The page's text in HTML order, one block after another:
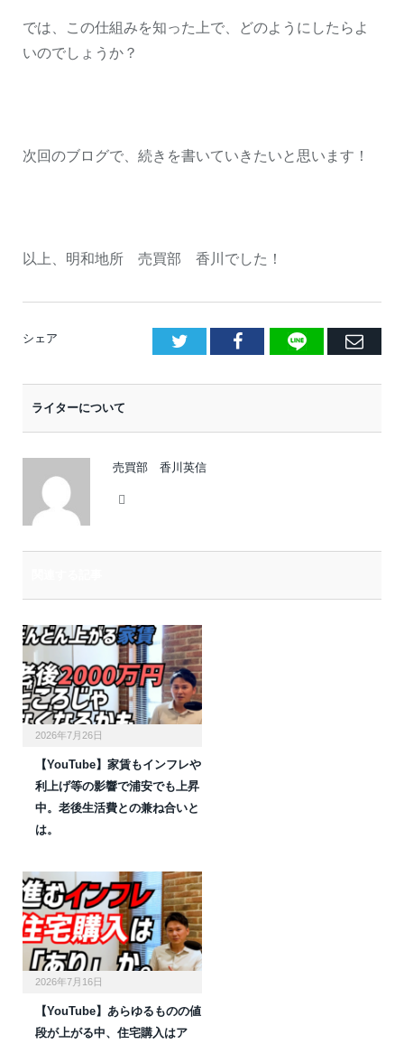
では、この仕組みを知った上で、どのようにしたらよ
いのでしょうか？
次回のブログで、続きを書いていきたいと思います！
以上、明和地所 売買部 香川でした！
シェア Facebook
LINE
E
ライターについて
売買部 香川英信
2026年7月26日
【YouTube】家賃もインフレや
利上げ等の影響で浦安でも上昇
中。老後生活費との兼ね合いと
は。
2026年7月16日
【YouTube】あらゆるものの値
段が上がる中、住宅購入はア